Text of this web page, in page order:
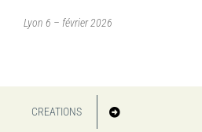
Lyon 6 – février 2026
CREATIONS